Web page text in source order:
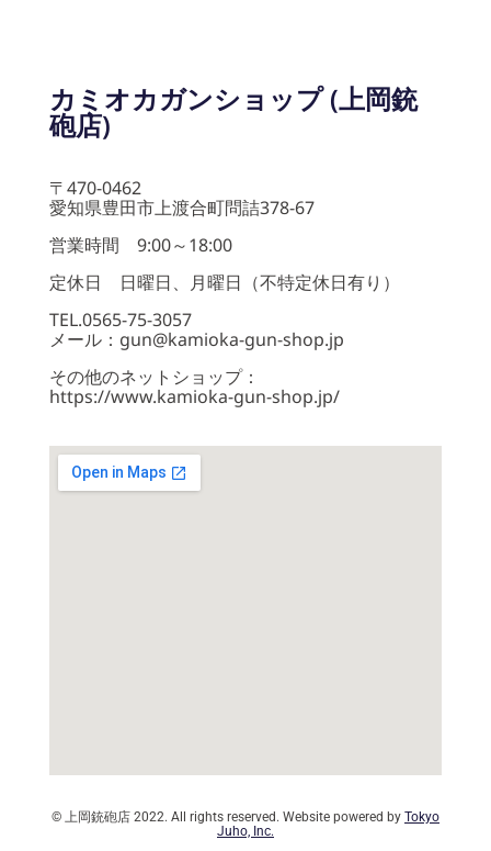
カミオカガンショップ (上岡銃
砲店)
〒470-0462
愛知県豊田市上渡合町問詰378-67
営業時間 9:00～18:00
定休日 日曜日、月曜日（不特定休日有り）
TEL.0565-75-3057
メール：gun@kamioka-gun-shop.jp
その他のネットショップ：
https://www.kamioka-gun-shop.jp/
© 上岡銃砲店 2022. All rights reserved. Website powered by Tokyo
Juho, Inc.